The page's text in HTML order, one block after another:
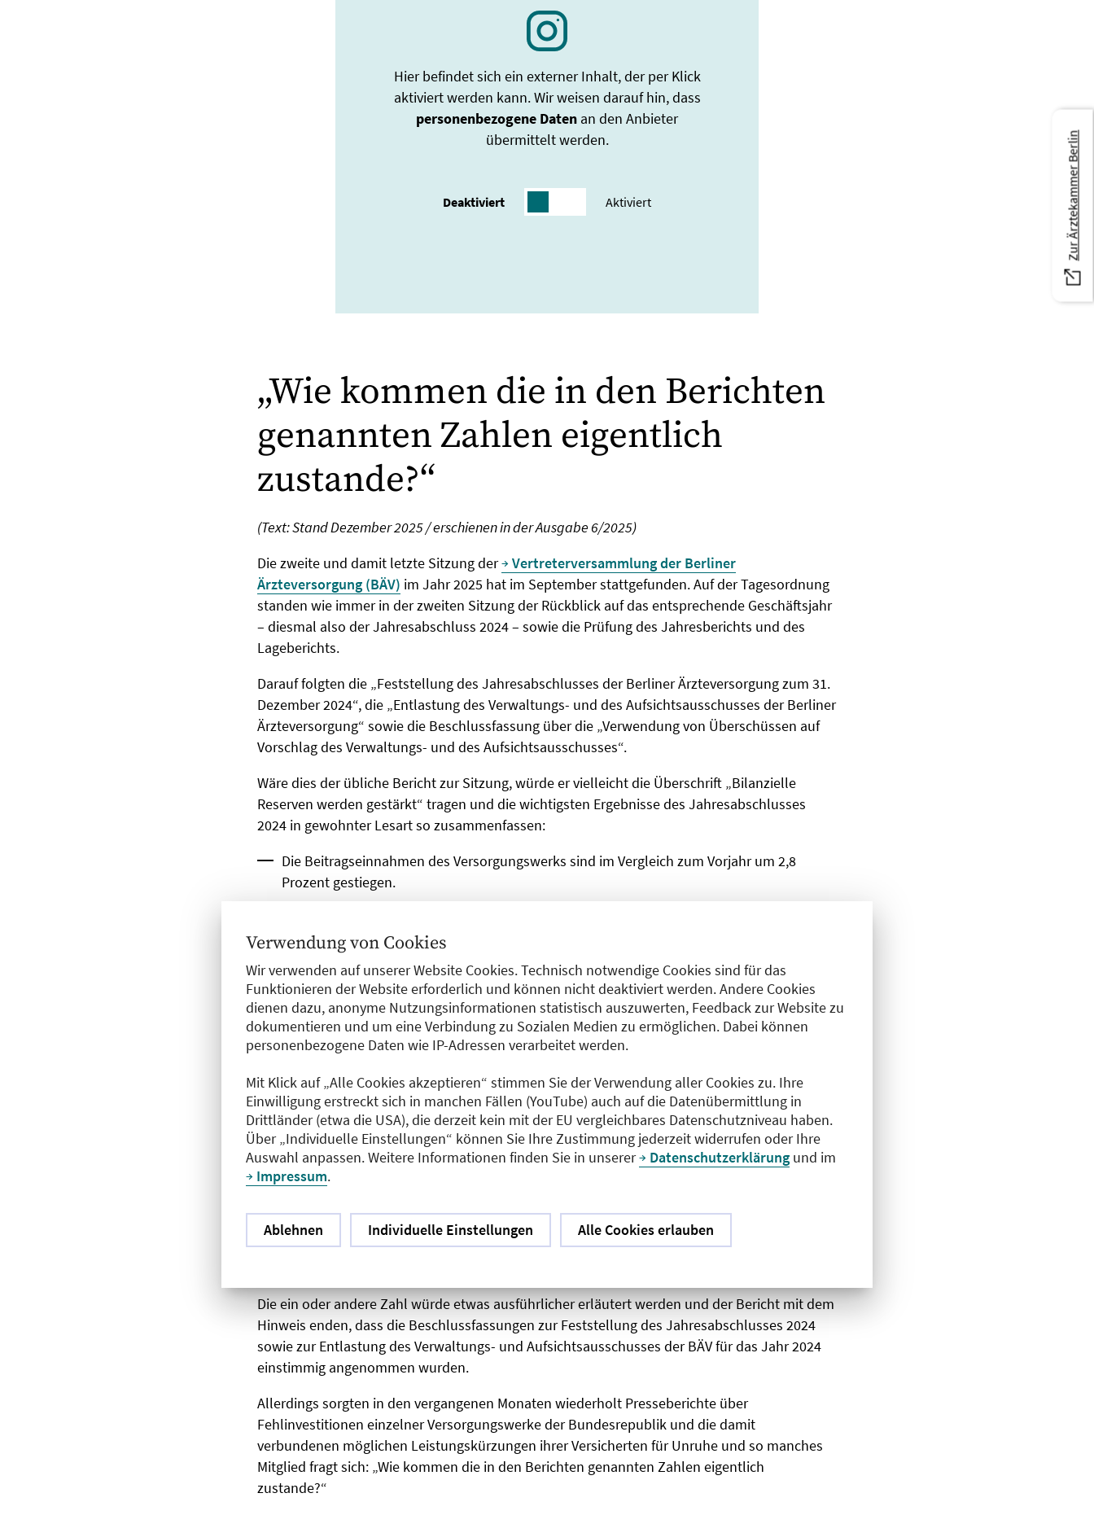
Verwendung von Cookies
Wir verwenden auf unserer Website Cookies. Technisch notwendige Cookies sind für das
Funktionieren der Website erforderlich und können nicht deaktiviert werden. Andere Cookies
dienen dazu, anonyme Nutzungsinformationen statistisch auszuwerten, Feedback zur Website zu
dokumentieren und um eine Verbindung zu Sozialen Medien zu ermöglichen. Dabei können
personenbezogene Daten wie IP-Adressen verarbeitet werden.
Mit Klick auf „Alle Cookies akzeptieren“ stimmen Sie der Verwendung aller Cookies zu. Ihre
Einwilligung erstreckt sich in manchen Fällen (YouTube) auch auf die Datenübermittlung in
Drittländer (etwa die USA), die derzeit kein mit der EU vergleichbares Datenschutzniveau haben.
Über „Individuelle Einstellungen“ können Sie Ihre Zustimmung jederzeit widerrufen oder Ihre
Auswahl anpassen. Weitere Informationen finden Sie in unserer
Datenschutzerklärung und im
Impressum.
Ablehnen Individuelle Einstellungen Alle Cookies erlauben
Hier befindet sich ein externer Inhalt, der per Klick
aktiviert werden kann. Wir weisen darauf hin, dass
personenbezogene Daten an den Anbieter
übermittelt werden.
Deaktiviert Aktiviert
„Wie kommen die in den Berichten
genannten Zahlen eigentlich
zustande?“
(Text: Stand Dezember 2025 / erschienen in der Ausgabe 6/2025)
Die zweite und damit letzte Sitzung der
Vertreterversammlung der Berliner
Ärzteversorgung (BÄV) im Jahr 2025 hat im September stattgefunden. Auf der Tagesordnung
standen wie immer in der zweiten Sitzung der Rückblick auf das entsprechende Geschäftsjahr
– diesmal also der Jahresabschluss 2024 – sowie die Prüfung des Jahresberichts und des
Lageberichts.
Darauf folgten die „Feststellung des Jahresabschlusses der Berliner Ärzteversorgung zum 31.
Dezember 2024“, die „Entlastung des Verwaltungs- und des Aufsichtsausschusses der Berliner
Ärzteversorgung“ sowie die Beschlussfassung über die „Verwendung von Überschüssen auf
Vorschlag des Verwaltungs- und des Aufsichtsausschusses“.
Wäre dies der übliche Bericht zur Sitzung, würde er vielleicht die Überschrift „Bilanzielle
Reserven werden gestärkt“ tragen und die wichtigsten Ergebnisse des Jahresabschlusses
2024 in gewohnter Lesart so zusammenfassen:
Die Beitragseinnahmen des Versorgungswerks sind im Vergleich zum Vorjahr um 2,8
Prozent gestiegen.
In den nächsten zehn Jahren stehen 25,7 Prozent der Mitglieder vor der Entscheidung, in
die reguläre Altersrente zu gehen.
Die Überleitungsstatistik zeigt einen positiven Wanderungssaldo. Die BÄV konnte 407
Zugänge verzeichnen, während 393 Mitglieder zu anderen Versorgungswerken gewechselt
Der Verwaltungskostensatz ist zwar leicht auf 0,87 Prozent gestiegen, bewegt sich aber
weiterhin auf einem sehr niedrigen Niveau.
Der Kapitalanlagebestand steigt auf über 12 Milliarden Euro.
Das Portfolio ist weiterhin hoch diversifiziert.
Die Nettoverzinsung liegt mit 4,06 Prozent weiterhin über dem Rechnungszins.
Die ein oder andere Zahl würde etwas ausführlicher erläutert werden und der Bericht mit dem
Hinweis enden, dass die Beschlussfassungen zur Feststellung des Jahresabschlusses 2024
sowie zur Entlastung des Verwaltungs- und Aufsichtsausschusses der BÄV für das Jahr 2024
einstimmig angenommen wurden.
Allerdings sorgten in den vergangenen Monaten wiederholt Presseberichte über
Fehlinvestitionen einzelner Versorgungswerke der Bundesrepublik und die damit
verbundenen möglichen Leistungskürzungen ihrer Versicherten für Unruhe und so manches
Mitglied fragt sich: „Wie kommen die in den Berichten genannten Zahlen eigentlich
zustande?“
Zur Ärztekammer Berlin